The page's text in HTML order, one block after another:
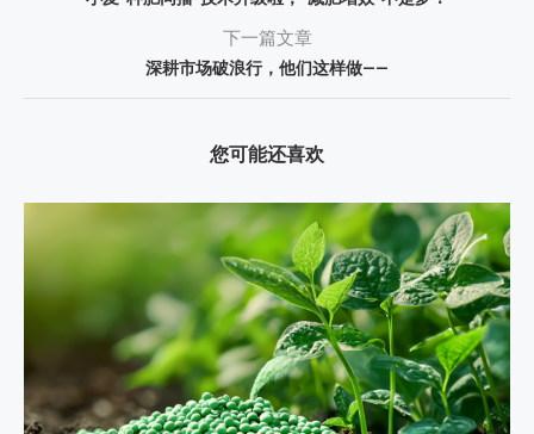
下一篇文章
深耕市场破浪行，他们这样做——
您可能还喜欢